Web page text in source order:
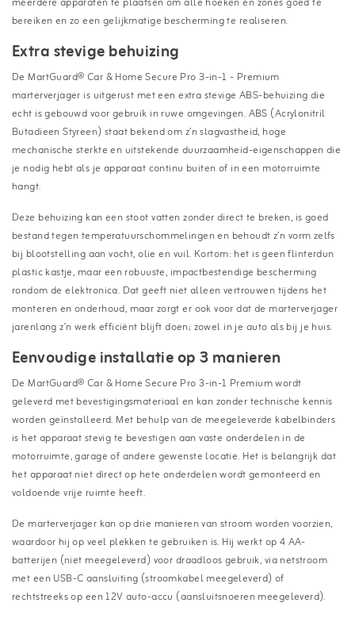
bereiken en zo een gelijkmatige bescherming te realiseren.
Extra stevige behuizing
De MartGuard® Car & Home Secure Pro 3-in-1 - Premium
marterverjager is uitgerust met een extra stevige ABS-behuizing die
echt is gebouwd voor gebruik in ruwe omgevingen. ABS (Acrylonitril
Butadieen Styreen) staat bekend om z’n slagvastheid, hoge
mechanische sterkte en uitstekende duurzaamheid-eigenschappen die
je nodig hebt als je apparaat continu buiten of in een motorruimte
hangt.
Deze behuizing kan een stoot vatten zonder direct te breken, is goed
bestand tegen temperatuurschommelingen en behoudt z’n vorm zelfs
bij blootstelling aan vocht, olie en vuil. Kortom: het is geen flinterdun
plastic kastje, maar een robuuste, impactbestendige bescherming
rondom de elektronica. Dat geeft niet alleen vertrouwen tijdens het
monteren en onderhoud, maar zorgt er ook voor dat de marterverjager
jarenlang z’n werk efficiënt blijft doen; zowel in je auto als bij je huis.
Eenvoudige installatie op 3 manieren
De MartGuard® Car & Home Secure Pro 3-in-1 Premium wordt
geleverd met bevestigingsmateriaal en kan zonder technische kennis
worden geïnstalleerd. Met behulp van de meegeleverde kabelbinders
is het apparaat stevig te bevestigen aan vaste onderdelen in de
motorruimte, garage of andere gewenste locatie. Het is belangrijk dat
het apparaat niet direct op hete onderdelen wordt gemonteerd en
voldoende vrije ruimte heeft.
De marterverjager kan op drie manieren van stroom worden voorzien,
waardoor hij op veel plekken te gebruiken is. Hij werkt op 4 AA-
batterijen (niet meegeleverd) voor draadloos gebruik, via netstroom
met een USB-C aansluiting (stroomkabel meegeleverd) of
rechtstreeks op een 12V auto-accu (aansluitsnoeren meegeleverd).